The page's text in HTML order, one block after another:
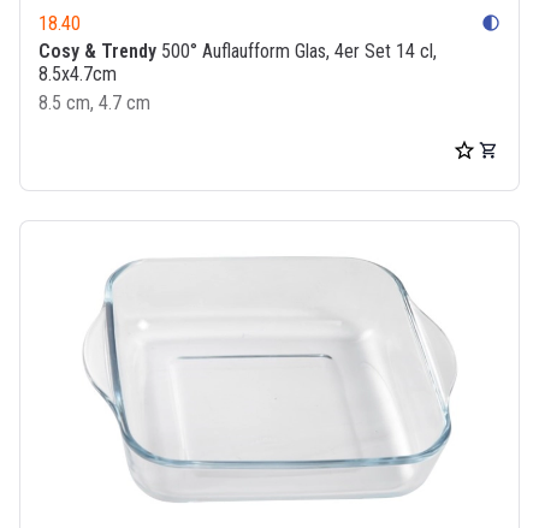
18.40 contrast
Cosy & Trendy 500° Auflaufform Glas, 4er Set 14 cl,
8.5x4.7cm
8.5 cm, 4.7 cm